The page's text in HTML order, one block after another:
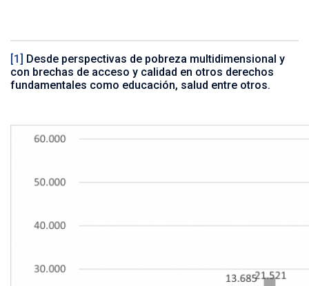
[1] Desde perspectivas de pobreza multidimensional y
con brechas de acceso y calidad en otros derechos
fundamentales como educación, salud entre otros.